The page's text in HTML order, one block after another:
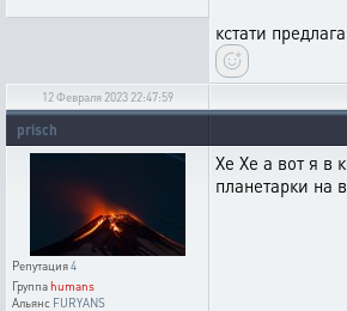
кстати
12 Февраля 2023 22:47:59
prisch
Репутация4
Группаhumans
Альянс FURYANS
Хе Хе а вот я в
планетарки на